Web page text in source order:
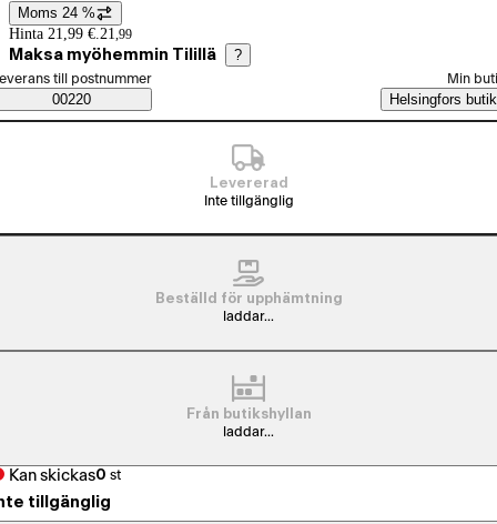
Prisinformation
Moms 24 %
Hinta 21,99 €. 21 ,99
Maksa myöhemmin Tilillä ?
Saatavuustiedot
beställningssätt
till postnummer
00220
Min
Helsingfors butik
Levererad
Inte tillgänglig
Beställd för upphämtning
laddar...
Från butikshyllan
laddar...
Kan skickas0 st
tillgänglig